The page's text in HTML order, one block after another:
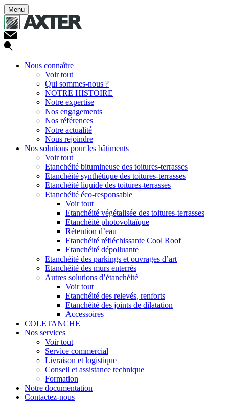
Menu
Nous connaître
Voir tout
Qui sommes-nous ?
NOTRE HISTOIRE
Notre expertise
Nos engagements
Nos références
Notre actualité
Nous rejoindre
Nos solutions pour les bâtiments
Voir tout
Etanchéité bitumineuse des toitures-terrasses
Etanchéité synthétique des toitures-terrasses
Etanchéité liquide des toitures-terrasses
Etanchéité éco-responsable
Voir tout
Etanchéité végétalisée des toitures-terrasses
Etanchéité photovoltaïque
Rétention d’eau
Etanchéité réfléchissante Cool Roof
Etanchéité dépolluante
Etanchéité des parkings et ouvrages d’art
Etanchéité des murs enterrés
Autres solutions d’étanchéité
Voir tout
Etanchéité des relevés, renforts
Etanchéité des joints de dilatation
Accessoires
COLETANCHE
Nos services
Voir tout
Service commercial
Livraison et logistique
Conseil et assistance technique
Formation
Notre documentation
Contactez-nous